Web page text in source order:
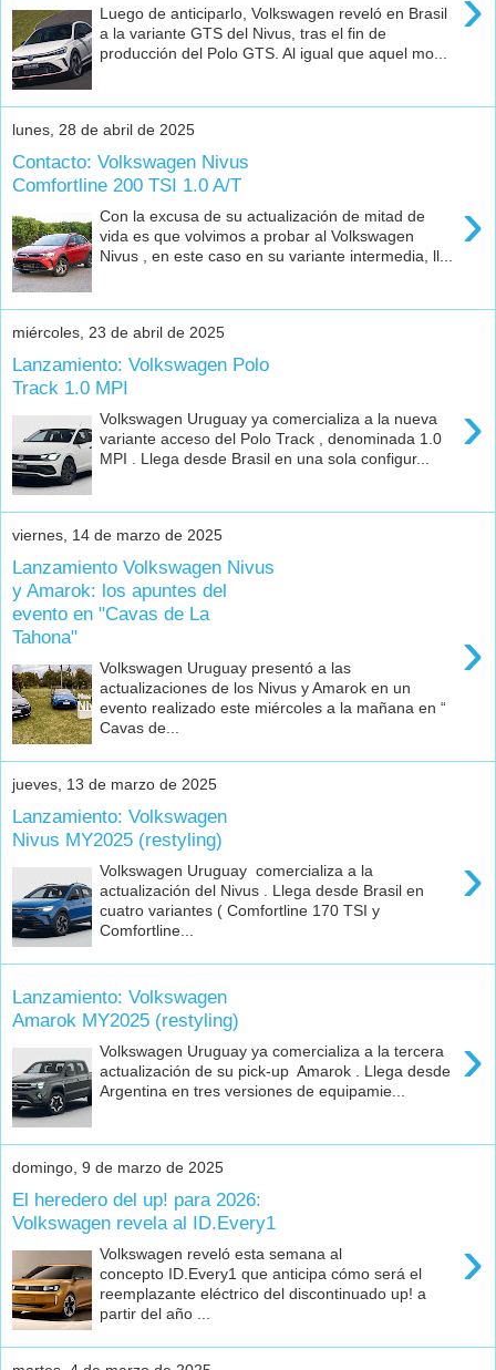
Luego de anticiparlo, Volkswagen reveló en Brasil
a la variante GTS del Nivus, tras el fin de
producción del Polo GTS. Al igual que aquel mo...
lunes, 28 de abril de 2025
Contacto: Volkswagen Nivus
Comfortline 200 TSI 1.0 A/T
›
Con la excusa de su actualización de mitad de
vida es que volvimos a probar al Volkswagen
Nivus , en este caso en su variante intermedia, ll...
miércoles, 23 de abril de 2025
Lanzamiento: Volkswagen Polo
Track 1.0 MPI
›
Volkswagen Uruguay ya comercializa a la nueva
variante acceso del Polo Track , denominada 1.0
MPI . Llega desde Brasil en una sola configur...
viernes, 14 de marzo de 2025
Lanzamiento Volkswagen Nivus
y Amarok: los apuntes del
evento en "Cavas de La
Tahona"
›
Volkswagen Uruguay presentó a las
actualizaciones de los Nivus y Amarok en un
evento realizado este miércoles a la mañana en “
Cavas de...
jueves, 13 de marzo de 2025
Lanzamiento: Volkswagen
Nivus MY2025 (restyling)
›
Volkswagen Uruguay comercializa a la
actualización del Nivus . Llega desde Brasil en
cuatro variantes ( Comfortline 170 TSI y
Comfortline...
Lanzamiento: Volkswagen
Amarok MY2025 (restyling)
›
Volkswagen Uruguay ya comercializa a la tercera
actualización de su pick-up Amarok . Llega desde
Argentina en tres versiones de equipamie...
domingo, 9 de marzo de 2025
El heredero del up! para 2026:
Volkswagen revela al ID.Every1
›
Volkswagen reveló esta semana al
concepto ID.Every1 que anticipa cómo será el
reemplazante eléctrico del discontinuado up! a
partir del año ...